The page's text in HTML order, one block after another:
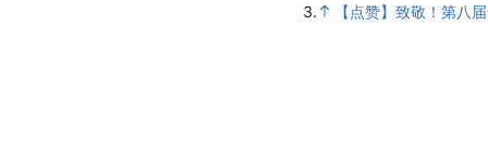
3.
【点赞】致敬！第八